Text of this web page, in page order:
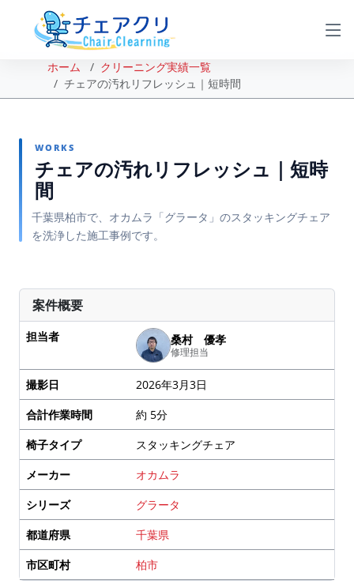
ホーム
クリーニング実績一覧
チェアの汚れリフレッシュ｜短時間
WORKS
チェアの汚れリフレッシュ｜短時
間
千葉県柏市で、オカムラ「グラータ」のスタッキングチェア
を洗浄した施工事例です。
BEFORE AFTER
案件概要
担当者 桑村 優孝
修理担当
撮影日
2026年3月3日
合計作業時間
約 5分
椅子タイプ
スタッキングチェア
メーカー
オカムラ
シリーズ
グラータ
都道府県
千葉県
市区町村
柏市